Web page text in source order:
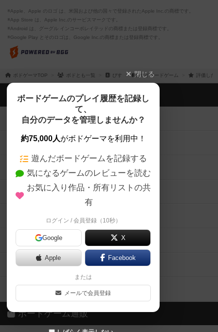
※Apple、Apple のロゴ は、米国および他の国々で登録されたApple Inc.の商標です。
※App Store は、Apple Inc.のサービスマークです。
※Android は、グーグル インコーポレイテッドの商標または登録商標です。
※Google Play とそのロゴは、Google Inc.の商標または登録商標です。
ボドゲーマTOP ボドとも一覧 びす マイボードゲーム 評価した
閉じる
ボードゲームのプレイ履歴を記録し
て、
自分のデータを管理しませんか？
約75,000人がボドゲーマを利用中！
遊んだボードゲームを記録する
気になるゲームのレビューを読む
お気に入り作品・所有リストの共
有
ログイン / 会員登録（10秒）
Google X
Apple Facebook
または
メールで会員登録
ボドゲーマTOP
ボードゲームを検索する
ボードゲームの新着レビュー
ボードゲーム会情報
メカニクス特集
掲示板・トピックス
ボドとも・会員一覧
ボードゲーム業界コラム
ボドゲーマご利用案内
ボードゲーム通販